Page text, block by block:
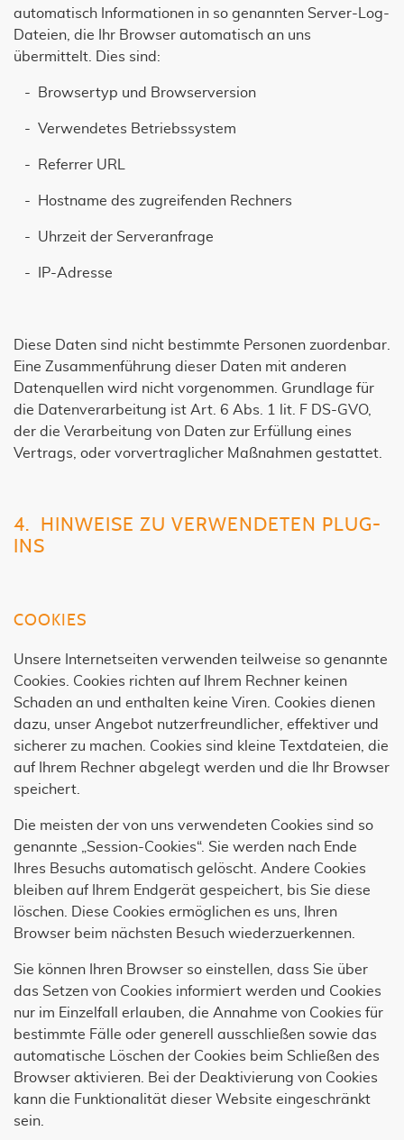
automatisch Informationen in so genannten Server-Log-
Dateien, die Ihr Browser automatisch an uns
übermittelt. Dies sind:
- Browsertyp und Browserversion
- Verwendetes Betriebssystem
- Referrer URL
- Hostname des zugreifenden Rechners
- Uhrzeit der Serveranfrage
- IP-Adresse
Diese Daten sind nicht bestimmte Personen zuordenbar.
Eine Zusammenführung dieser Daten mit anderen
Datenquellen wird nicht vorgenommen. Grundlage für
die Datenverarbeitung ist Art. 6 Abs. 1 lit. F DS-GVO,
der die Verarbeitung von Daten zur Erfüllung eines
Vertrags, oder vorvertraglicher Maßnahmen gestattet.
4. HINWEISE ZU VERWENDETEN PLUG-
INS
COOKIES
Unsere Internetseiten verwenden teilweise so genannte
Cookies. Cookies richten auf Ihrem Rechner keinen
Schaden an und enthalten keine Viren. Cookies dienen
dazu, unser Angebot nutzerfreundlicher, effektiver und
sicherer zu machen. Cookies sind kleine Textdateien, die
auf Ihrem Rechner abgelegt werden und die Ihr Browser
speichert.
Die meisten der von uns verwendeten Cookies sind so
genannte „Session-Cookies“. Sie werden nach Ende
Ihres Besuchs automatisch gelöscht. Andere Cookies
bleiben auf Ihrem Endgerät gespeichert, bis Sie diese
löschen. Diese Cookies ermöglichen es uns, Ihren
Browser beim nächsten Besuch wiederzuerkennen.
Sie können Ihren Browser so einstellen, dass Sie über
das Setzen von Cookies informiert werden und Cookies
nur im Einzelfall erlauben, die Annahme von Cookies für
bestimmte Fälle oder generell ausschließen sowie das
automatische Löschen der Cookies beim Schließen des
Browser aktivieren. Bei der Deaktivierung von Cookies
kann die Funktionalität dieser Website eingeschränkt
sein.